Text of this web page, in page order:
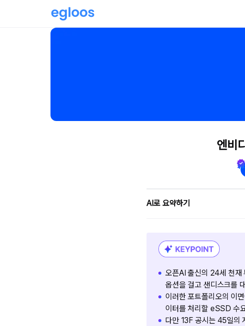
엔비
AI로 요약하기
오픈AI 출신의 24세 천재
옵션을 걸고 샌디스크를
이러한 포트폴리오의 이
이터를 처리할 eSSD 수
다만 13F 공시는 45일의